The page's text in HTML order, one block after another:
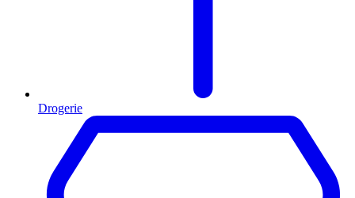
Drogerie